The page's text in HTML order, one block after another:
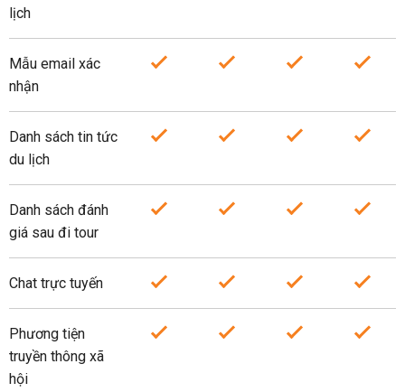
lịch
Mẫu email xác
nhận
Danh sách tin tức
du lịch
Danh sách đánh
giá sau đi tour
Chat trực tuyến
Phương tiện
truyền thông xã
hội